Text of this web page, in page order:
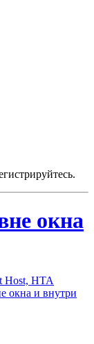
окна
Host, HTA
окна и внутри